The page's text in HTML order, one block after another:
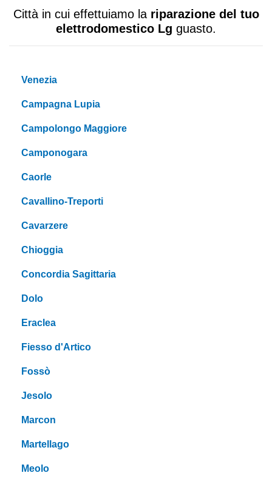
Città in cui effettuiamo la riparazione del tuo
elettrodomestico Lg guasto.
Venezia
Campagna Lupia
Campolongo Maggiore
Camponogara
Caorle
Cavallino-Treporti
Cavarzere
Chioggia
Concordia Sagittaria
Dolo
Eraclea
Fiesso d'Artico
Fossò
Jesolo
Marcon
Martellago
Meolo